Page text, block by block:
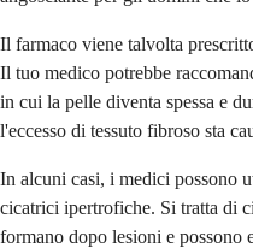
Il farmaco viene talvolta
Il tuo medico potrebbe
in cui la pelle diventa spessa e
l'eccesso di tessuto fibroso sta
In alcuni casi, i medici possono
cicatrici ipertrofiche. Si tratta di
formano dopo lesioni e possono